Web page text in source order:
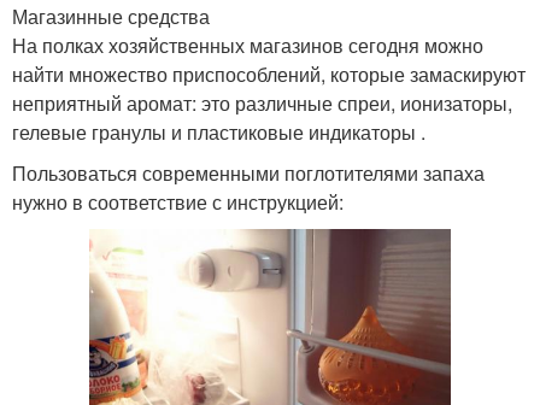
Магазинные средства
На полках хозяйственных магазинов сегодня можно
найти множество приспособлений, которые замаскируют
неприятный аромат: это различные спреи, ионизаторы,
гелевые гранулы и пластиковые индикаторы .
Пользоваться современными поглотителями запаха
нужно в соответствие с инструкцией: